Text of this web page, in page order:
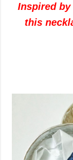
Inspired
this